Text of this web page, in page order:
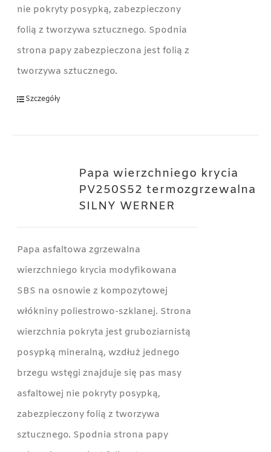
nie pokryty posypką, zabezpieczony
folią z tworzywa sztucznego. Spodnia
strona papy zabezpieczona jest folią z
tworzywa sztucznego.
Szczegóły
Papa wierzchniego krycia
PV250S52 termozgrzewalna
SILNY WERNER
Papa asfaltowa zgrzewalna
wierzchniego krycia modyfikowana
SBS na osnowie z kompozytowej
włókniny poliestrowo-szklanej. Strona
wierzchnia pokryta jest gruboziarnistą
posypką mineralną, wzdłuż jednego
brzegu wstęgi znajduje się pas masy
asfaltowej nie pokryty posypką,
zabezpieczony folią z tworzywa
sztucznego. Spodnia strona papy